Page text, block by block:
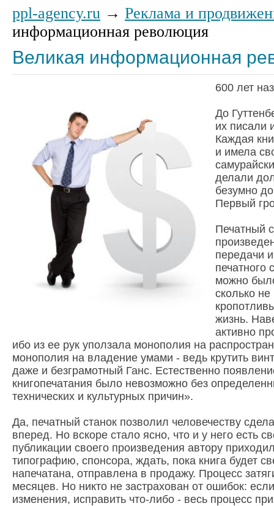
ppl-agency.ru → Реклама и
информационная революция
Великая информационная
600 лет
До
их писали
Каждая
и имела
делали
безумно
Первый
Печатный
передачи
печатного
можно
сколько
жизнь.
активно
ибо из ее рук уползала монополия на
монополия на владение умами - ведь крутить
даже и безграмотный Ганс. Естественно
книгопечатания было невозможно без
технических и культурных причин».
Да, печатный станок позволил человечеству
вперед. Но вскоре стало ясно, что и у него есть
публикации своего произведения автору
типографию, спонсора, ждать, пока книга будет
напечатана, отправлена в продажу. Процесс
месяцев. Но никто не застрахован от ошибок:
изменения, исправить что-либо - весь процесс